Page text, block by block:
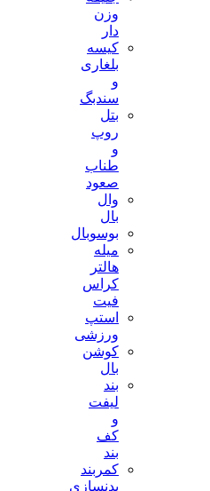
کیسه
بلغاری
سندبگ
بتل
وال
بوسوبال
میله
کراس
استپ
ورزشی
کوشن
کمربند
بدنسازی